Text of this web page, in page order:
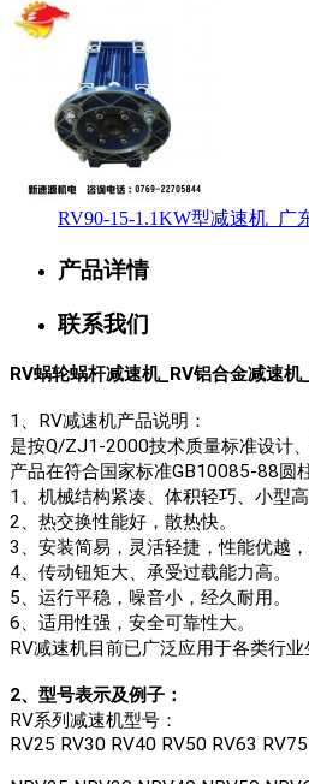
RV90-15-1.1KW型减速机_广
产品详情
联系我们
RV蜗轮蜗杆减速机_RV铝合金减速机
1、RV减速机产品说明：
是按Q/ZJ1-2000技术质量标准设计、
产品在符合国家标准GB10085-88圆
1、机械结构紧凑、体积轻巧、小型高
2、热交换性能好，散热快。
3、安装简易，灵活轻捷，性能优越，
4、传动钮矩大、承受过载能力高。
5、运行平稳，噪音小，经久耐用。
6、适用性强，安全可靠性大。
RV减速机目前已广泛应用于各类行
2、型号表示及例子：
RV系列减速机型号：
RV25 RV30 RV40 RV50 RV63